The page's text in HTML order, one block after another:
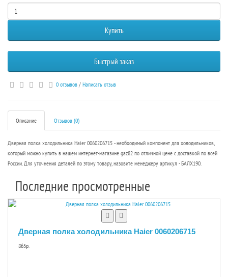
Купить
Быстрый заказ
0 отзывов / Написать отзыв
Описание Отзывов (0)
Дверная полка холодильника Haier 0060206715 - необходимый компонент для холодильников,
который можно купить в нашем интернет-магазине gaz82 по отличной цене с доставкой по всей
России. Для уточнения деталей по этому товару, назовите менеджеру артикул - БАЛХ190.
Последние просмотренные
Дверная полка холодильника Haier 0060206715
865р.